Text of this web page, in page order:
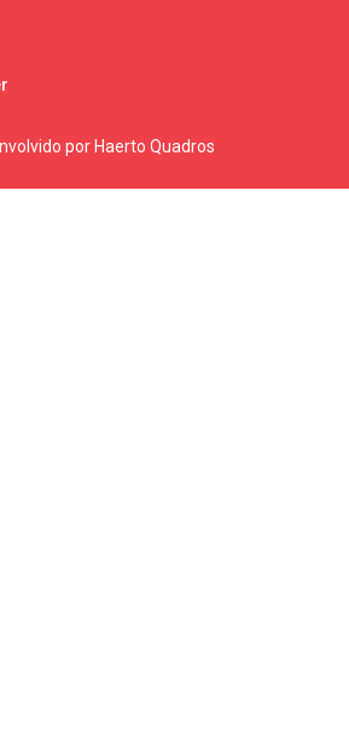
por Haerto Quadros